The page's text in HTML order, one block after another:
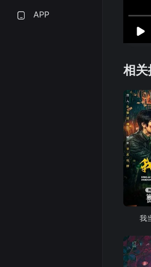
APP
相关
我